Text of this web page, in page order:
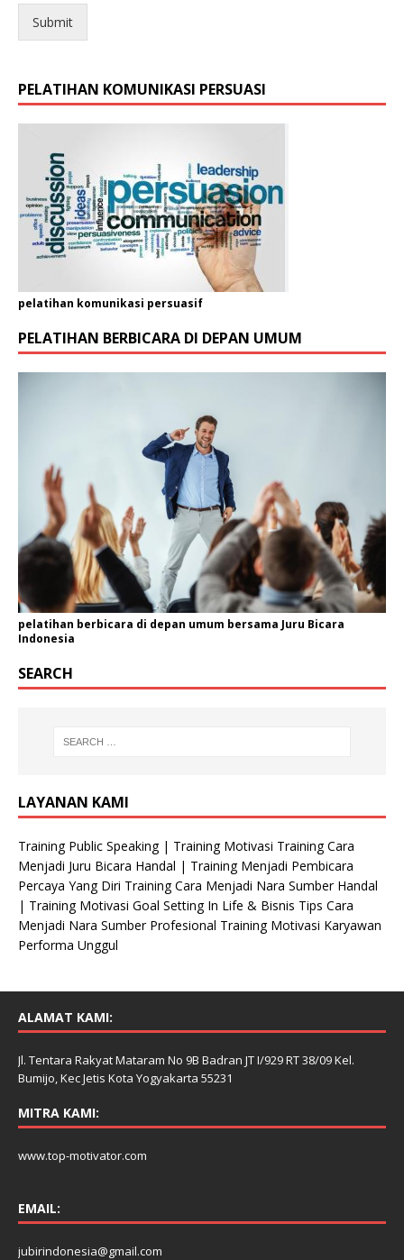
m
Submit
PELATIHAN KOMUNIKASI PERSUASI
pelatihan komunikasi persuasif
PELATIHAN BERBICARA DI DEPAN UMUM
pelatihan berbicara di depan umum bersama Juru Bicara
Indonesia
SEARCH
LAYANAN KAMI
Training Public Speaking | Training Motivasi Training Cara
Menjadi Juru Bicara Handal | Training Menjadi Pembicara
Percaya Yang Diri Training Cara Menjadi Nara Sumber Handal
| Training Motivasi Goal Setting In Life & Bisnis Tips Cara
Menjadi Nara Sumber Profesional Training Motivasi Karyawan
Performa Unggul
ALAMAT KAMI:
Jl. Tentara Rakyat Mataram No 9B Badran JT I/929 RT 38/09 Kel.
Bumijo, Kec Jetis Kota Yogyakarta 55231
MITRA KAMI:
www.top-motivator.com
EMAIL:
jubirindonesia@gmail.com